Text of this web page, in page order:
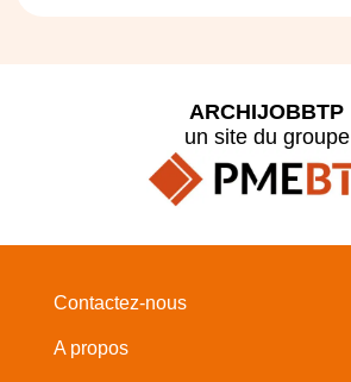
ARCHIJOBBTP
un site du groupe
Contactez-nous
A propos